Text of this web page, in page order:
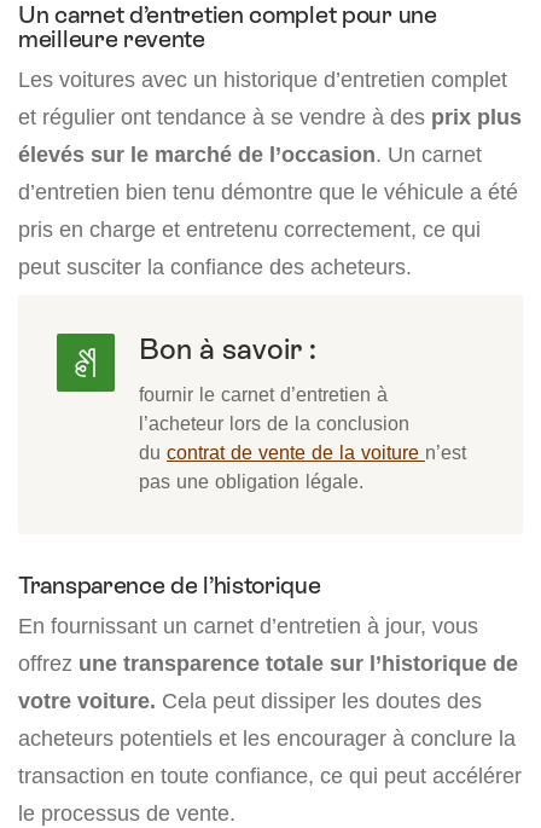
Un carnet d’entretien complet pour une
meilleure revente
Les voitures avec un historique d’entretien complet
et régulier ont tendance à se vendre à des prix plus
élevés sur le marché de l’occasion. Un carnet
d’entretien bien tenu démontre que le véhicule a été
pris en charge et entretenu correctement, ce qui
peut susciter la confiance des acheteurs.
Bon à savoir :
fournir le carnet d’entretien à
l’acheteur lors de la conclusion
du contrat de vente de la voiture n’est
pas une obligation légale.
Transparence de l’historique
En fournissant un carnet d’entretien à jour, vous
offrez une transparence totale sur l’historique de
votre voiture. Cela peut dissiper les doutes des
acheteurs potentiels et les encourager à conclure la
transaction en toute confiance, ce qui peut accélérer
le processus de vente.